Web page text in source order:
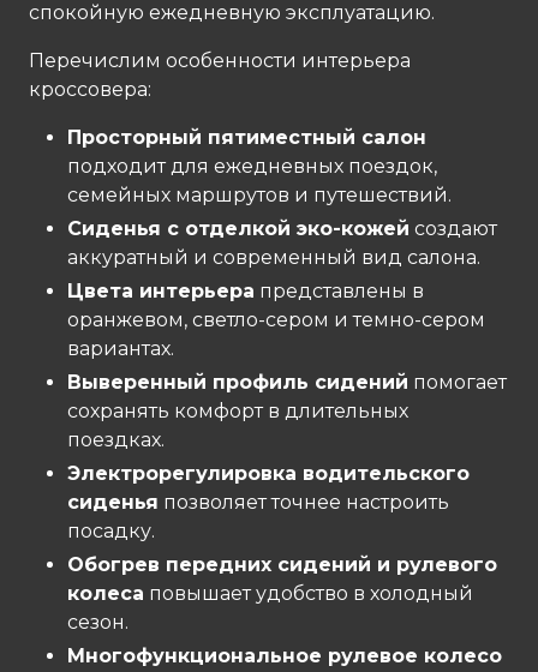
спокойную ежедневную эксплуатацию.
Перечислим особенности интерьера
кроссовера:
Просторный пятиместный салон
подходит для ежедневных поездок,
семейных маршрутов и путешествий.
Сиденья с отделкой эко-кожей создают
аккуратный и современный вид салона.
Цвета интерьера представлены в
оранжевом, светло-сером и темно-сером
вариантах.
Выверенный профиль сидений помогает
сохранять комфорт в длительных
поездках.
Электрорегулировка водительского
сиденья позволяет точнее настроить
посадку.
Обогрев передних сидений и рулевого
колеса повышает удобство в холодный
сезон.
Многофункциональное рулевое колесо